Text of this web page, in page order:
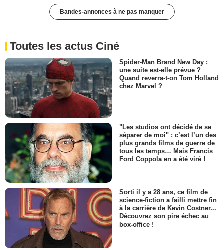
Bandes-annonces à ne pas manquer
Toutes les actus Ciné
Spider-Man Brand New Day :
une suite est-elle prévue ?
Quand reverra-t-on Tom Holland
chez Marvel ?
"Les studios ont décidé de se
séparer de moi" : c’est l’un des
plus grands films de guerre de
tous les temps… Mais Francis
Ford Coppola en a été viré !
Sorti il y a 28 ans, ce film de
science-fiction a failli mettre fin
à la carrière de Kevin Costner...
Découvrez son pire échec au
box-office !